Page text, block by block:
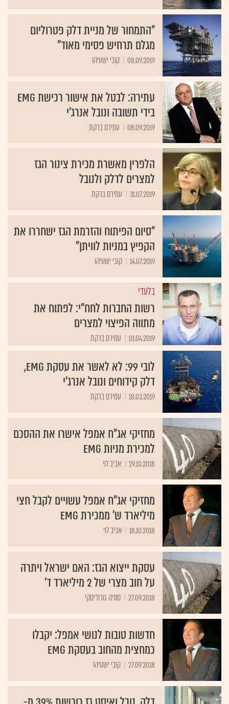
"התמחור של מניית דלק פטרוליום
מגלם תרחיש פסימי מאוד"
08.09.2019 קובי ישעיהו
עתירה: לבטל את אישור רכישת EMG
בידי תשובה ונובל אנרג'י
08.09.2019 עמירם ברקת
הלפרין מאשרת מכירת צינור הגז
למצרים לדלק ולנובל
31.07.2019 עמירם ברקת
"סיום הפיתוח והזרמת הגז ישחררו את
הקפיץ במניות לוויתן"
14.07.2019 קובי ישעיהו
בלעדי
רשות החברות לחח"י: לפתוח את
מתווה הפיצוי למצרים
01.04.2019 עמירם ברקת
לובי 99: לא לאשר את עסקת EMG,
דלק קידוחים ונובל אנרג'י
18.03.2019 עמירם ברקת
מחזיקי אג"ח אמפל אישרו את ההסכם
למכירת מניות EMG
29.10.2018 אביב לוי
מחזיקי אג"ח אמפל עשויים לקבל חצי
מיליארד ש' ממכירת EMG
18.10.2018 אביב לוי
עסקת ייצוא הגז: האם ישראל ויתרה
על חוב מצרי של 2 מיליארד ד'
27.09.2018 סוניה גורודיסקי
חדשות טובות לנושי אמפל: יקבלו
כמחצית מהחוב בעסקת EMG
27.09.2018 קובי ישעיהו